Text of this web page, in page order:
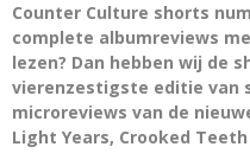
Counter Culture shorts
complete albumreviews
lezen? Dan hebben wij de
vierenzestigste editie van
microreviews van de
Light Years, Crooked